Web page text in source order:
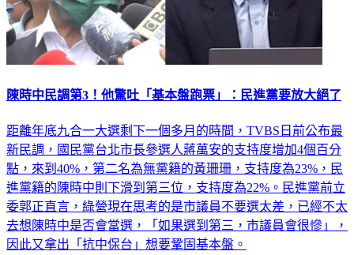
陳時中民調第3！他驚吐「基本盤跑票」：民進黨要放大絕了
距離年底九合一大選剩下一個多月的時間，TVBS日前公布最
新民調，國民黨台北市長參選人蔣萬安的支持度增加4個百分
點，來到40%，第二名為無黨籍的黃珊珊，支持度為23%，民
進黨籍的陳時中則下滑到第三位，支持度為22%。民進黨前立
委郭正直言，綠營現在思考的是市議員不要選太差，已經不太
去想陳時中是否會當選，「如果選到第三，市議員會很慘」，
因此又拿出「抗中保台」想要鞏固基本盤。